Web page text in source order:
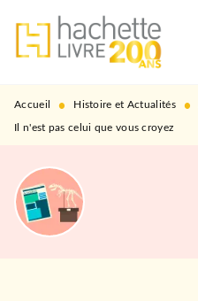
MENU RECHERCHE
PIED DE PAGE
Accueil • Histoire et Actualités •
Il n'est pas celui que vous croyez